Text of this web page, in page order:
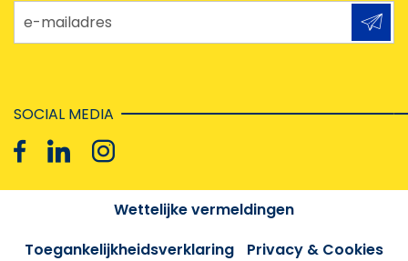
e-mailadres
SOCIAL MEDIA
Wettelijke vermeldingen
Toegankelijkheidsverklaring
Privacy & Cookies